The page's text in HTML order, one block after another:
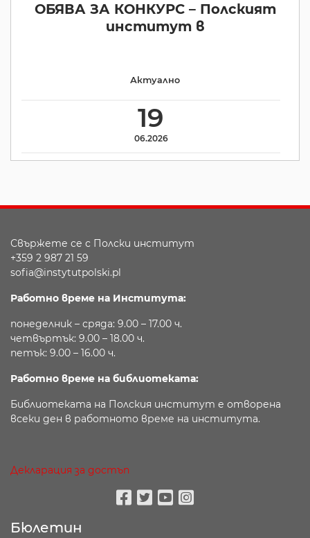
ОБЯВА ЗА КОНКУРС – Полският
институт в
19
06.2026
Актуално
Свържете се с Полски институт
+359 2 987 21 59
sofia@instytutpolski.pl
Работно време на Института:
понеделник – сряда: 9.00 – 17.00 ч.
четвъртък: 9.00 – 18.00 ч.
петък: 9.00 – 16.00 ч.
Работно време на библиотеката:
Библиотеката на Полския институт е отворена
всеки ден в работното време на института.
Декларация за достъп
Бюлетин